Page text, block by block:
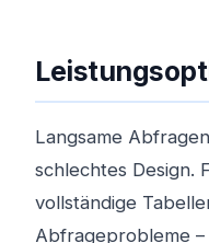
Langsame
schlechtes Design.
vollständige
Abfrageprobleme –